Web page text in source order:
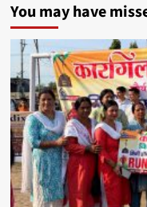
You may have